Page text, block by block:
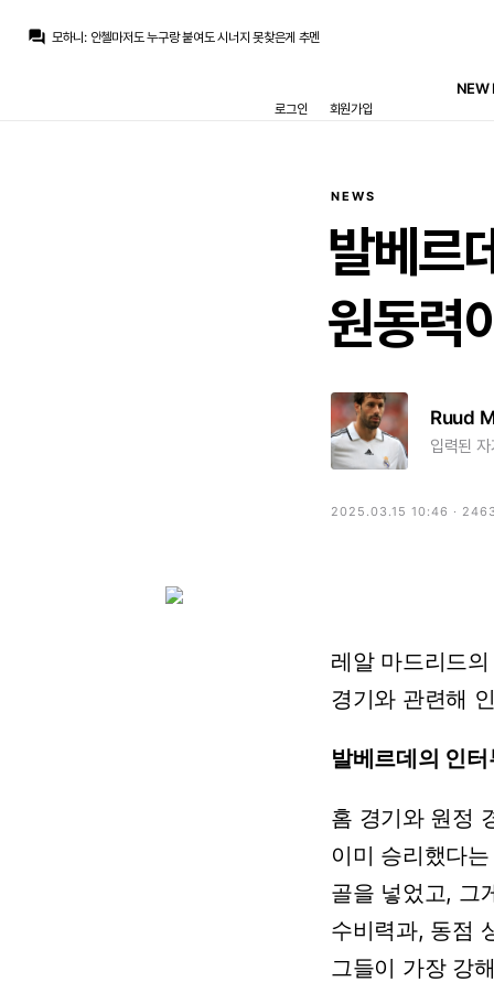
question_answer 모하니: 안첼마저도 누구랑 붙여도 시너지 못찾은게 추멘
무리뉴라면 아놀드 기대합니다
볼 소유나 순환은 몰라도 볼의 전진이라는 측면에서는 딱히 무리뉴가 안체로티보다 뒤질 것도 없죠 둘 다 낡았고
NEW
로그인 회원가입
NEWS
발베르
원동력
Ruud
입력된
2025.03.15 10:46 ·
레알 마드리드의
경기와 관련해
발베르데의 인터
홈 경기와 원정
이미 승리했다는
골을 넣었고, 그
수비력과, 동점
그들이 가장 강